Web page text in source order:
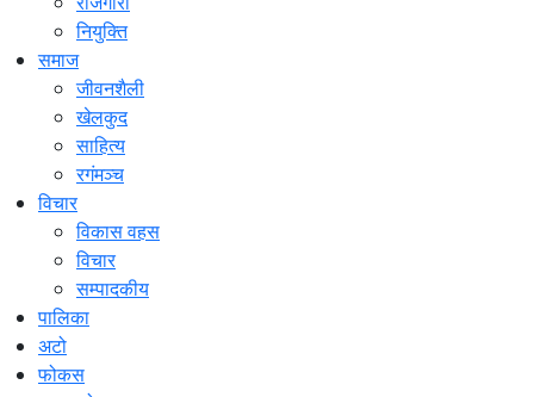
नियुक्ति
समाज
जीवनशैली
खेलकुद
साहित्य
रगंमञ्च
विचार
विकास वहस
विचार
सम्पादकीय
पालिका
अटो
फोकस